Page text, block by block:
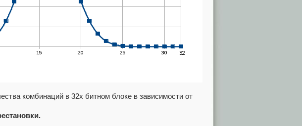
комбинаций в 32х битном блоке в зависимости от